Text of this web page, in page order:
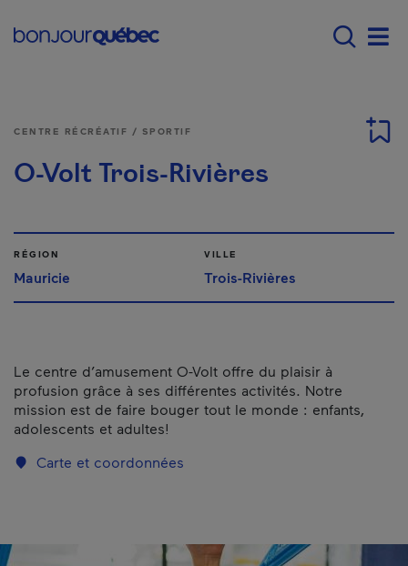
Main navigation -
CENTRE RÉCRÉATIF / SPORTIF
O-Volt Trois-Rivières
RÉGION
Mauricie
VILLE
Trois-Rivières
Le centre d’amusement O-Volt offre du plaisir à
profusion grâce à ses différentes activités. Notre
mission est de faire bouger tout le monde : enfants,
adolescents et adultes!
Carte et coordonnées